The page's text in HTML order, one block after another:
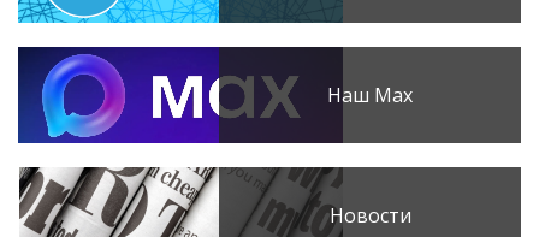
Наш Max
Новости